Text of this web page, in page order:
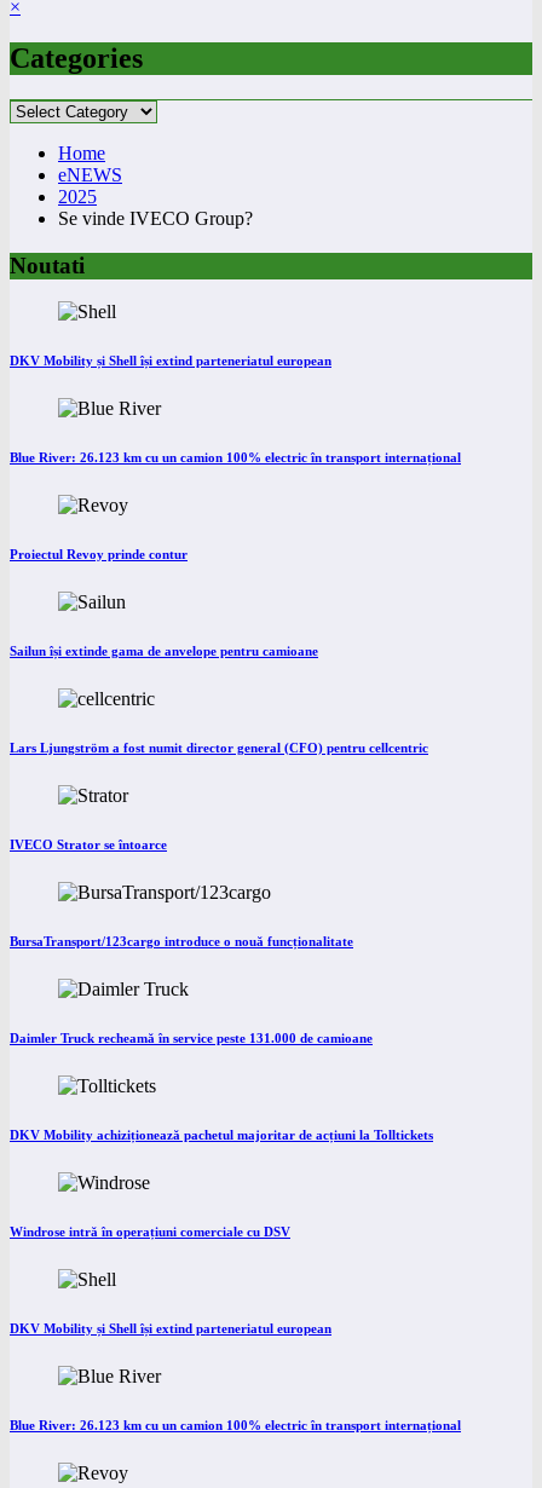
×
Categories
Categories
Home
eNEWS
2025
Se vinde IVECO Group?
Noutati
DKV Mobility și Shell își extind parteneriatul european
Blue River: 26.123 km cu un camion 100% electric în transport internațional
Proiectul Revoy prinde contur
Sailun își extinde gama de anvelope pentru camioane
Lars Ljungström a fost numit director general (CFO) pentru cellcentric
IVECO Strator se întoarce
BursaTransport/123cargo introduce o nouă funcționalitate
Daimler Truck recheamă în service peste 131.000 de camioane
DKV Mobility achiziționează pachetul majoritar de acțiuni la Tolltickets
Windrose intră în operațiuni comerciale cu DSV
DKV Mobility și Shell își extind parteneriatul european
Blue River: 26.123 km cu un camion 100% electric în transport internațional